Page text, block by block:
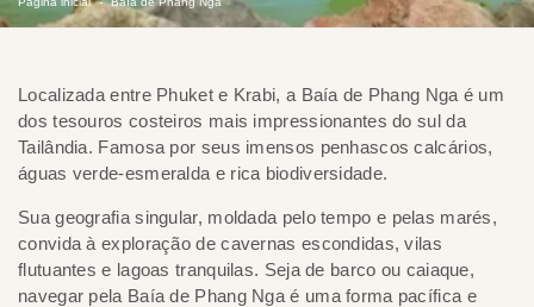
Localizada entre Phuket e Krabi, a Baía de Phang Nga é um
dos tesouros costeiros mais impressionantes do sul da
Tailândia. Famosa por seus imensos penhascos calcários,
águas verde-esmeralda e rica biodiversidade.
Sua geografia singular, moldada pelo tempo e pelas marés,
convida à exploração de cavernas escondidas, vilas
flutuantes e lagoas tranquilas. Seja de barco ou caiaque,
navegar pela Baía de Phang Nga é uma forma pacífica e